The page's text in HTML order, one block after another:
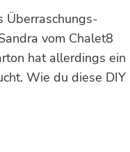
Überraschungs-
vom Chalet8
hat allerdings ein
Wie du diese DIY